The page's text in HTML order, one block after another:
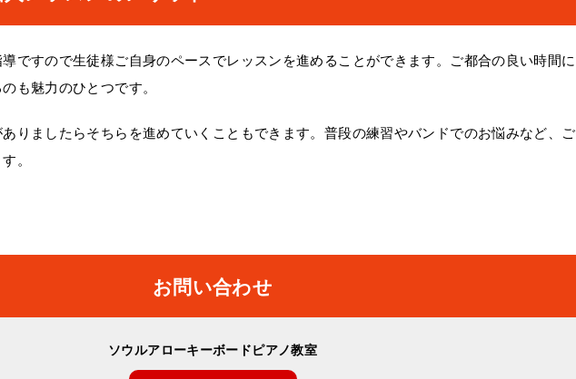
ですので生徒様ご自身のペースでレッスンを進めることができます。ご都合の良い時間に
も魅力のひとつです。
りましたらそちらを進めていくこともできます。普段の練習やバンドでのお悩みなど、ご
。
お問い合わせ
ソウルアローキーボードピアノ教室